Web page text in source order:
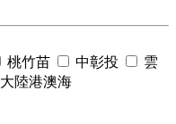
桃竹苗 中彰投
雲
大陸港澳海